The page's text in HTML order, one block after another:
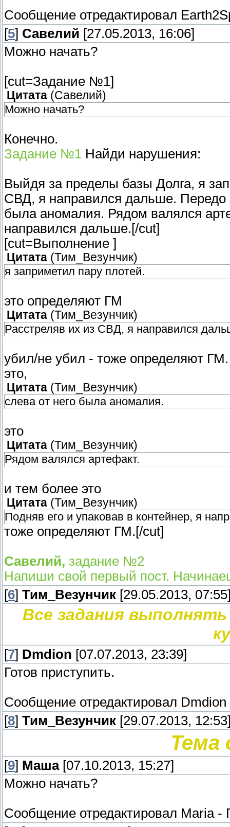
Сообщение отредактировал
[5] Савелий [27.05.2013, 16:06]
Можно начать?
[cut=Задание №1]
Цитата (Савелий)
Можно начать?
Конечно.
Задание №1 Найди нарушения:
Выйдя за пределы базы Долга, я
СВД, я направился дальше. Передо
была аномалия. Рядом валялся
направился дальше.[/cut]
[cut=Выполнение ]
Цитата (Тим_Везунчик)
я заприметил пару плотей.
это определяют ГМ
Цитата (Тим_Везунчик)
Расстреляв их из СВД, я направился
убил/не убил - тоже определяют ГМ.
это,
Цитата (Тим_Везунчик)
слева от него была аномалия.
это
Цитата (Тим_Везунчик)
Рядом валялся артефакт.
и тем более это
Цитата (Тим_Везунчик)
Подняв его и упаковав в контейнер, я
тоже определяют ГМ.[/cut]
Савелий, задание №2
Напиши свой первый пост.
[6] Тим_Везунчик [29.05.2013,
Все задания
[7] Dmdion [07.07.2013, 23:39]
Готов приступить.
Сообщение отредактировал Dmdion
[8] Тим_Везунчик [29.07.2013,
[9] Маша[07.10.2013, 15:27]
Можно начать?
Сообщение отредактировал Maria-